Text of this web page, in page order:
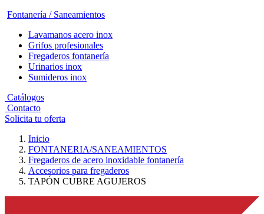
Fontanería / Saneamientos
Lavamanos acero inox
Grifos profesionales
Fregaderos fontanería
Urinarios inox
Sumideros inox
Catálogos
Contacto
Solicita tu oferta
Inicio
FONTANERIA/SANEAMIENTOS
Fregaderos de acero inoxidable fontanería
Accesorios para fregaderos
TAPÓN CUBRE AGUJEROS